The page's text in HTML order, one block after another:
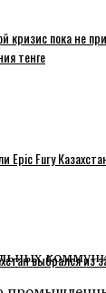
кризис пока не
тенге
Epic Fury
выбрался из